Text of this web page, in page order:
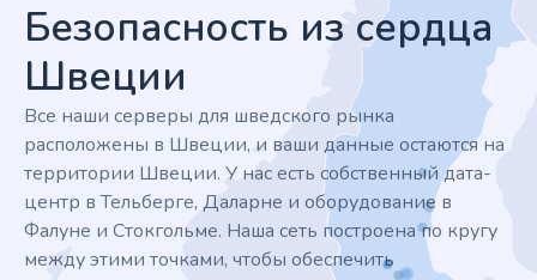
Безопасность из сердца
Швеции
Все наши серверы для шведского рынка
расположены в Швеции, и ваши данные остаются на
территории Швеции. У нас есть собственный дата-
центр в Тельберге, Даларне и оборудование в
Фалуне и Стокгольме. Наша сеть построена по кругу
между этими точками, чтобы обеспечить